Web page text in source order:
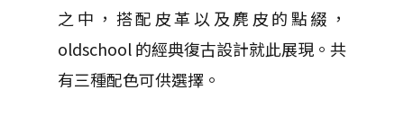
之中，搭配皮革以及麂皮的點綴，
oldschool 的經典復古設計就此展現。共
有三種配色可供選擇。